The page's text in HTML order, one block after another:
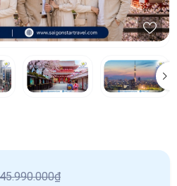
45.990.000₫